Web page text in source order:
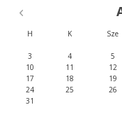
H K Sze
3
4 5
10
11 12
17
18 19
24
25 26
31